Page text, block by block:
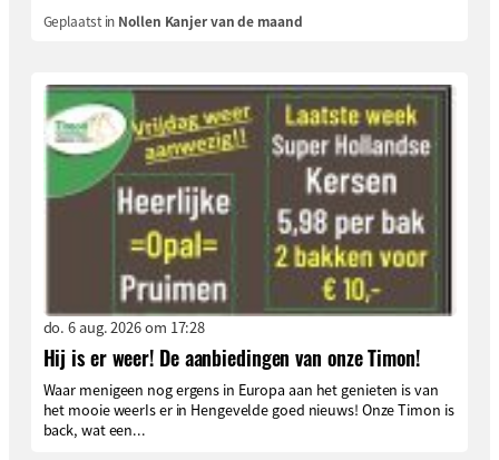
Geplaatst in Nollen Kanjer van de maand
do. 6 aug. 2026 om 17:28
Hij is er weer! De aanbiedingen van onze Timon!
Waar menigeen nog ergens in Europa aan het genieten is van
het mooie weerIs er in Hengevelde goed nieuws! Onze Timon is
back, wat een...